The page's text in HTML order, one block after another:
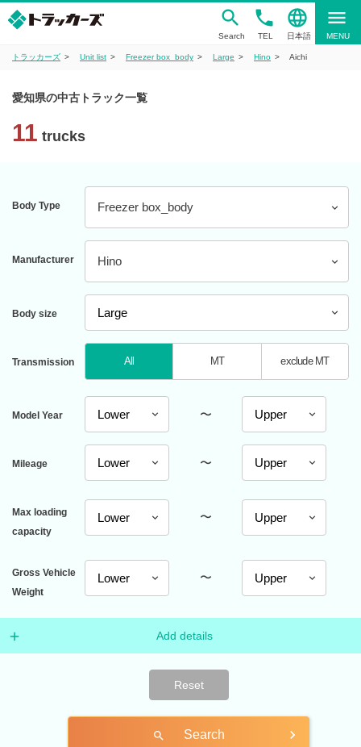
Search
phone
TEL
language
日本語
menu
MENU
トラッカーズ Unit list Freezer box_body Large Hino Aichi
愛知県の中古トラック一覧
11 trucks
Body Type Freezer box_body
Manufacturer Hino
Body size
Transmission All MT exclude MT
Model Year 〜
Mileage 〜
Max loading
capacity
〜
Gross Vehicle
Weight
〜
Add details
Reset
search Search